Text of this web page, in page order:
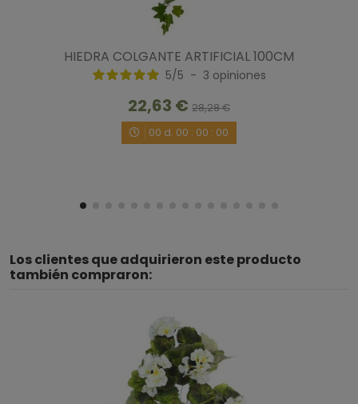
HIEDRA COLGANTE ARTIFICIAL 100CM
5/5 - 3 opiniones
22,63 € 28,28 €
00 d. 00 : 00 : 00
Los clientes que adquirieron este producto
también compraron: